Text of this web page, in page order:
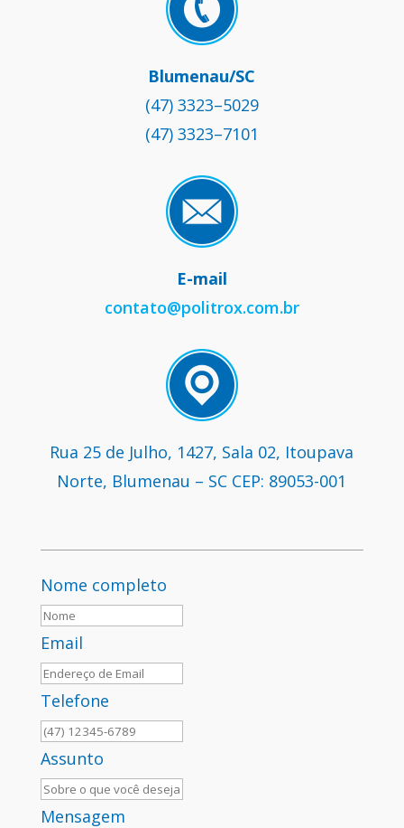
Blumenau/SC
(47) 3323–5029
(47) 3323–7101
E-mail
contato@politrox.com.br
Rua 25 de Julho, 1427, Sala 02, Itoupava
Norte, Blumenau – SC CEP: 89053-001
Nome completo
Email
Telefone
Assunto
Mensagem